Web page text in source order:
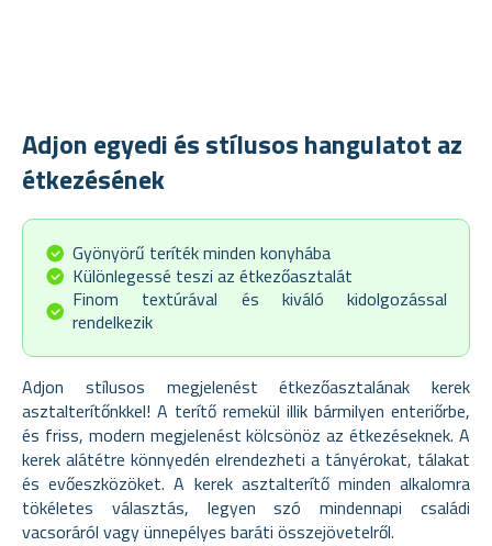
Adjon egyedi és stílusos hangulatot az
étkezésének
Gyönyörű teríték minden konyhába
Különlegessé teszi az étkezőasztalát
Finom textúrával és kiváló kidolgozással
rendelkezik
Adjon stílusos megjelenést étkezőasztalának kerek
asztalterítőnkkel! A terítő remekül illik bármilyen enteriőrbe,
és friss, modern megjelenést kölcsönöz az étkezéseknek. A
kerek alátétre könnyedén elrendezheti a tányérokat, tálakat
és evőeszközöket. A kerek asztalterítő minden alkalomra
tökéletes választás, legyen szó mindennapi családi
vacsoráról vagy ünnepélyes baráti összejövetelről.